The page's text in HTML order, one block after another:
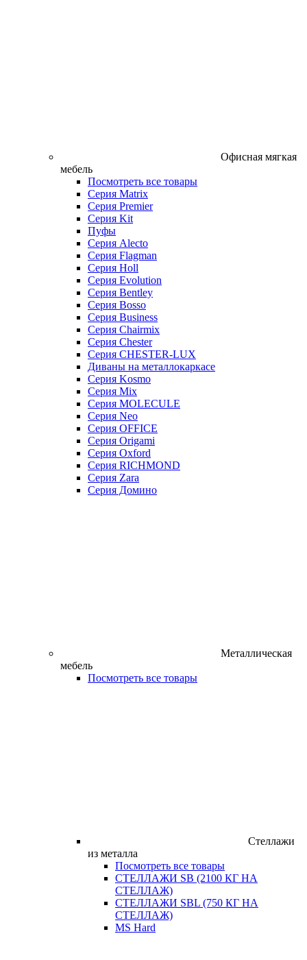
Офисная мягкая
мебель
Посмотреть все товары
Серия Matrix
Серия Premier
Серия Kit
Пуфы
Серия Alecto
Серия Flagman
Серия Holl
Серия Evolution
Серия Bentley
Серия Bosso
Серия Business
Серия Chairmix
Серия Chester
Серия CHESTER-LUX
Диваны на металлокаркасе
Серия Kosmo
Серия Mix
Серия MOLECULE
Серия Neo
Серия OFFICE
Серия Origami
Серия Oxford
Серия RICHMOND
Серия Zara
Серия Домино
Металлическая
мебель
Посмотреть все товары
Стеллажи
из металла
Посмотреть все товары
СТЕЛЛАЖИ SB (2100 КГ НА
СТЕЛЛАЖ)
СТЕЛЛАЖИ SBL (750 КГ НА
СТЕЛЛАЖ)
MS Hard